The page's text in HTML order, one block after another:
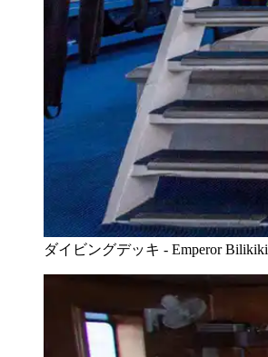
ダイビングデッキ - Emperor Bilikiki